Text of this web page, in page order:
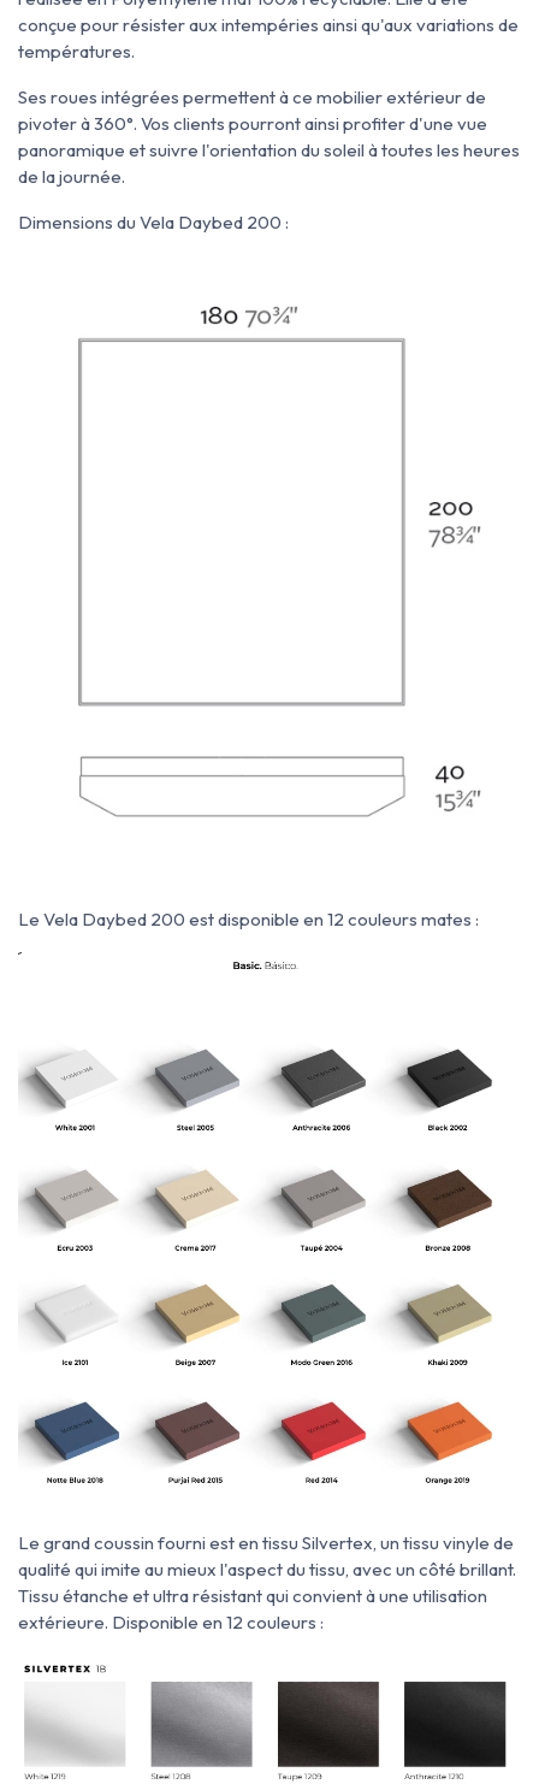
conçue pour résister aux intempéries ainsi qu'aux variations de
températures.
Ses roues intégrées permettent à ce mobilier extérieur de
pivoter à 360°. Vos clients pourront ainsi profiter d'une vue
panoramique et suivre l'orientation du soleil à toutes les heures
de la journée.
Dimensions du Vela Daybed 200 :
Le Vela Daybed 200 est disponible en 12 couleurs mates :
Le grand coussin fourni esten tissu Silvertex, un tissu vinyle de
qualité qui imite au mieux l'aspect du tissu, avec un côté brillant.
Tissu étanche et ultra résistant qui convient à une utilisation
extérieure. Disponible en 12 couleurs :